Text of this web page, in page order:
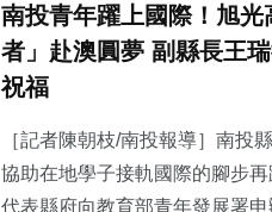
南投青年躍上國際！旭
者」赴澳圓夢 副縣長王
祝福
［記者陳朝枝/南投報導］南投
協助在地學子接軌國際的腳步
代表縣府向教育部青年發展署